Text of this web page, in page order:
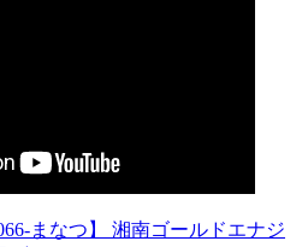
066-まなつ】 湘南ゴールドエナジ